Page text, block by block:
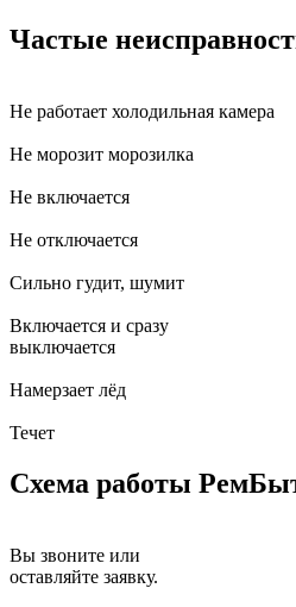
Частые
Не работает холодильная камера
Не морозит морозилка
Не включается
Не отключается
Сильно гудит, шумит
Включается и сразу
выключается
Намерзает лёд
Течет
Схема работы
Вы звоните или
оставляйте заявку.